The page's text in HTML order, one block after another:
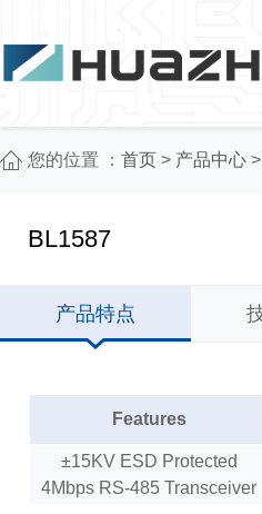
您的位置 ： 首页 > 产品中心 >
BL1587
产品特点
Features
±15KV ESD Protected
4Mbps RS-485 Transceiver